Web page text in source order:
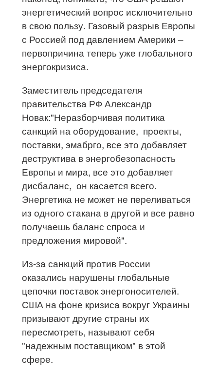
энергетический вопрос исключительно
в свою пользу. Газовый разрыв Европы
с Россией под давлением Америки –
первопричина теперь уже глобального
энергокризиса.
Заместитель председателя
правительства РФ Александр
Новак:"Неразборчивая политика
санкций на оборудование, проекты,
поставки, эмабрго, все это добавляет
деструктива в энергобезопасность
Европы и мира, все это добавляет
дисбаланс, он касается всего.
Энергетика не может не переливаться
из одного стакана в другой и все равно
получаешь баланс спроса и
предложения мировой".
Из-за санкций против России
оказались нарушены глобальные
цепочки поставок энергоносителей.
США на фоне кризиса вокруг Украины
призывают другие страны их
пересмотреть, называют себя
"надежным поставщиком" в этой
сфере.